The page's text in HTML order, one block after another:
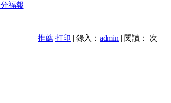
福報
推薦 打印 | 錄入： admin | 閱讀：
次